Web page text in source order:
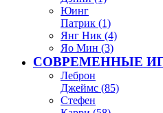
Юинг
Патрик (1)
Янг Ник (4)
Яо Мин (3)
СОВРЕМЕННЫЕ
Леброн
Джеймс (85)
Стефен